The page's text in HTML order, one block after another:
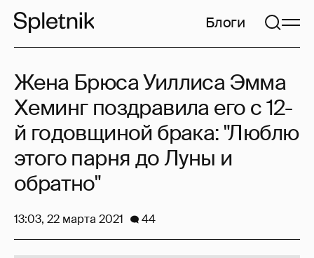
Блоги
Жена Брюса Уиллиса Эмма
Хеминг поздравила его с 12-
й годовщиной брака: "Люблю
этого парня до Луны и
обратно"
13:03, 22 марта 2021 44